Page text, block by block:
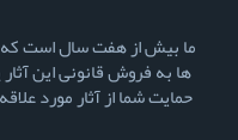
ما بیش از هفت سال است که
ها به فروش قانونی این
حمایت شما از آثار مورد